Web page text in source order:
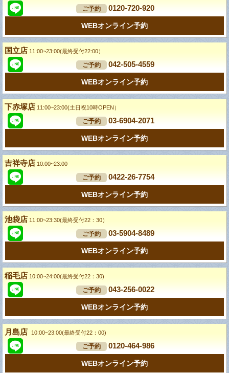
ご予約 0120-720-920
WEBオンライン予約
国立店 11:00~23:00(最終受付22:00）
ご予約 042-505-4559
WEBオンライン予約
下赤塚店 11:00~23:00(土日祝10時OPEN）
ご予約 03-6904-2071
WEBオンライン予約
吉祥寺店 10:00~23:00
ご予約 0422-26-7754
WEBオンライン予約
池袋店 11:00~23:30(最終受付22：30）
ご予約 03-5904-8489
WEBオンライン予約
稲毛店 10:00~24:00(最終受付22：30)
ご予約 043-256-0022
WEBオンライン予約
月島店 10:00~23:00(最終受付22：00)
ご予約 0120-464-986
WEBオンライン予約